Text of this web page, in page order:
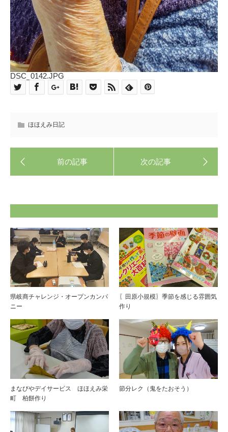
DSC_0142.JPG
ほほえみ日記
県岐商チャレンジ・オープンカンパ
ニー
〖田原小規模〗季節を感じる雰囲気
作り
まなびやデイサービス ほほえみ栄
町 柏餅作り
節分レク（鬼をたおそう）